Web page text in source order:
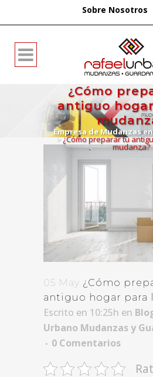
Sobre Nosotros
¿Cómo
antiguo
Empresa de Mudanzas
>¿Cómo preparar tu
mudanza?
05 May ¿Cómo
antiguo hogar para
Escrito en 10:25h en
Urbano Mudanzas y
0 Comentarios